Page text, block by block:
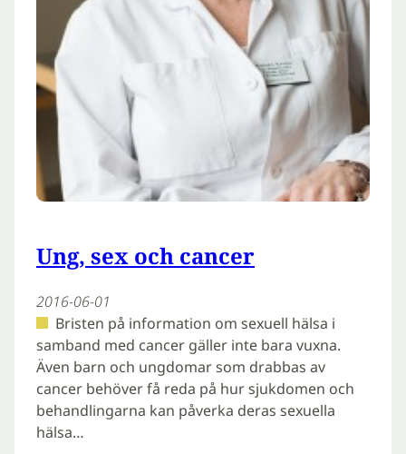
Ung, sex och cancer
2016-06-01
Bristen på information om sexuell hälsa i
samband med cancer gäller inte bara vuxna.
Även barn och ungdomar som drabbas av
cancer behöver få reda på hur sjukdomen och
behandlingarna kan påverka deras sexuella
hälsa…